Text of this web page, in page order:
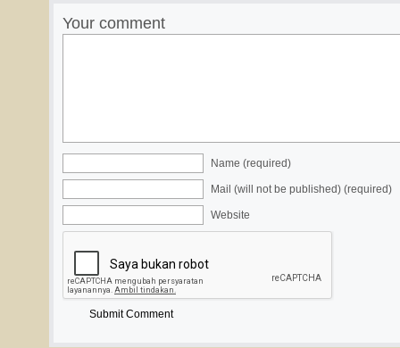
Your comment
Name (required)
Mail (will not be published) (required)
Website